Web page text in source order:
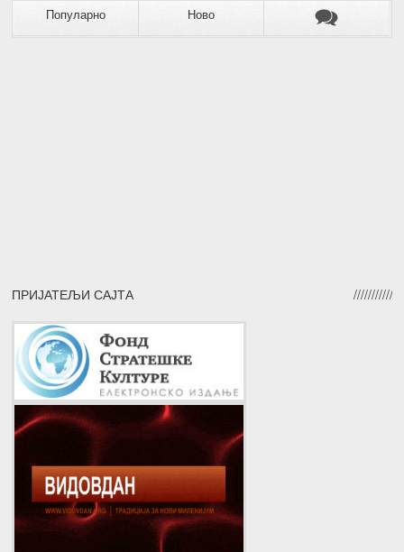
Популарно Ново
ПРИЈАТЕЉИ САЈТА